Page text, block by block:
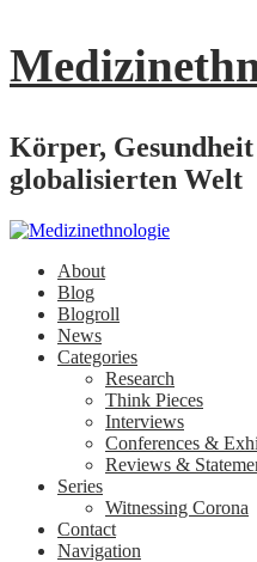
Körper,
globalisierten Welt
About
Blog
Blogroll
News
Categories
Research
Think Pieces
Interviews
Conferences &
Reviews &
Series
Witnessing Corona
Contact
Navigation